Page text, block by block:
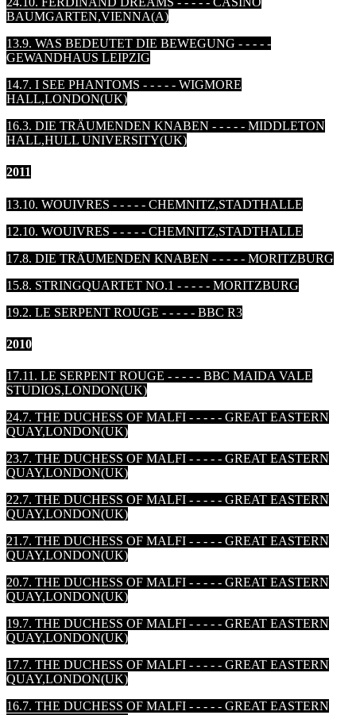
BAUMGARTEN,VIENNA(A)
13.9. WAS BEDEUTET DIE BEWEGUNG - - - - -
GEWANDHAUS LEIPZIG
14.7. I SEE PHANTOMS - - - - - WIGMORE
HALL,LONDON(UK)
16.3. DIE TRÄUMENDEN KNABEN - - - - - MIDDLETON
HALL,HULL UNIVERSITY(UK)
2011
13.10. WOUIVRES - - - - - CHEMNITZ,STADTHALLE
12.10. WOUIVRES - - - - - CHEMNITZ,STADTHALLE
17.8. DIE TRÄUMENDEN KNABEN - - - - - MORITZBURG
15.8. STRINGQUARTET NO.1 - - - - - MORITZBURG
19.2. LE SERPENT ROUGE - - - - - BBC R3
2010
17.11. LE SERPENT ROUGE - - - - - BBC MAIDA VALE
STUDIOS,LONDON(UK)
24.7. THE DUCHESS OF MALFI - - - - - GREAT EASTERN
QUAY,LONDON(UK)
23.7. THE DUCHESS OF MALFI - - - - - GREAT EASTERN
QUAY,LONDON(UK)
22.7. THE DUCHESS OF MALFI - - - - - GREAT EASTERN
QUAY,LONDON(UK)
21.7. THE DUCHESS OF MALFI - - - - - GREAT EASTERN
QUAY,LONDON(UK)
20.7. THE DUCHESS OF MALFI - - - - - GREAT EASTERN
QUAY,LONDON(UK)
19.7. THE DUCHESS OF MALFI - - - - - GREAT EASTERN
QUAY,LONDON(UK)
17.7. THE DUCHESS OF MALFI - - - - - GREAT EASTERN
QUAY,LONDON(UK)
16.7. THE DUCHESS OF MALFI - - - - - GREAT EASTERN